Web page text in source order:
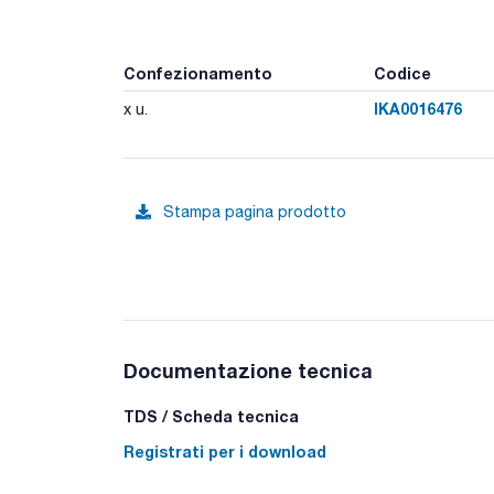
Confezionamento Codice
x u. IKA0016476
Stampa pagina prodotto
Documentazione tecnica
TDS / Scheda tecnica
Registrati per i download